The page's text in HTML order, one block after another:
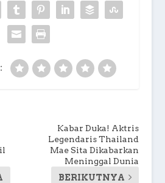
Kabar Duka! Aktris
Legendaris Thailand
Mae Sita Dikabarkan
Meninggal Dunia
BERIKUTNYA